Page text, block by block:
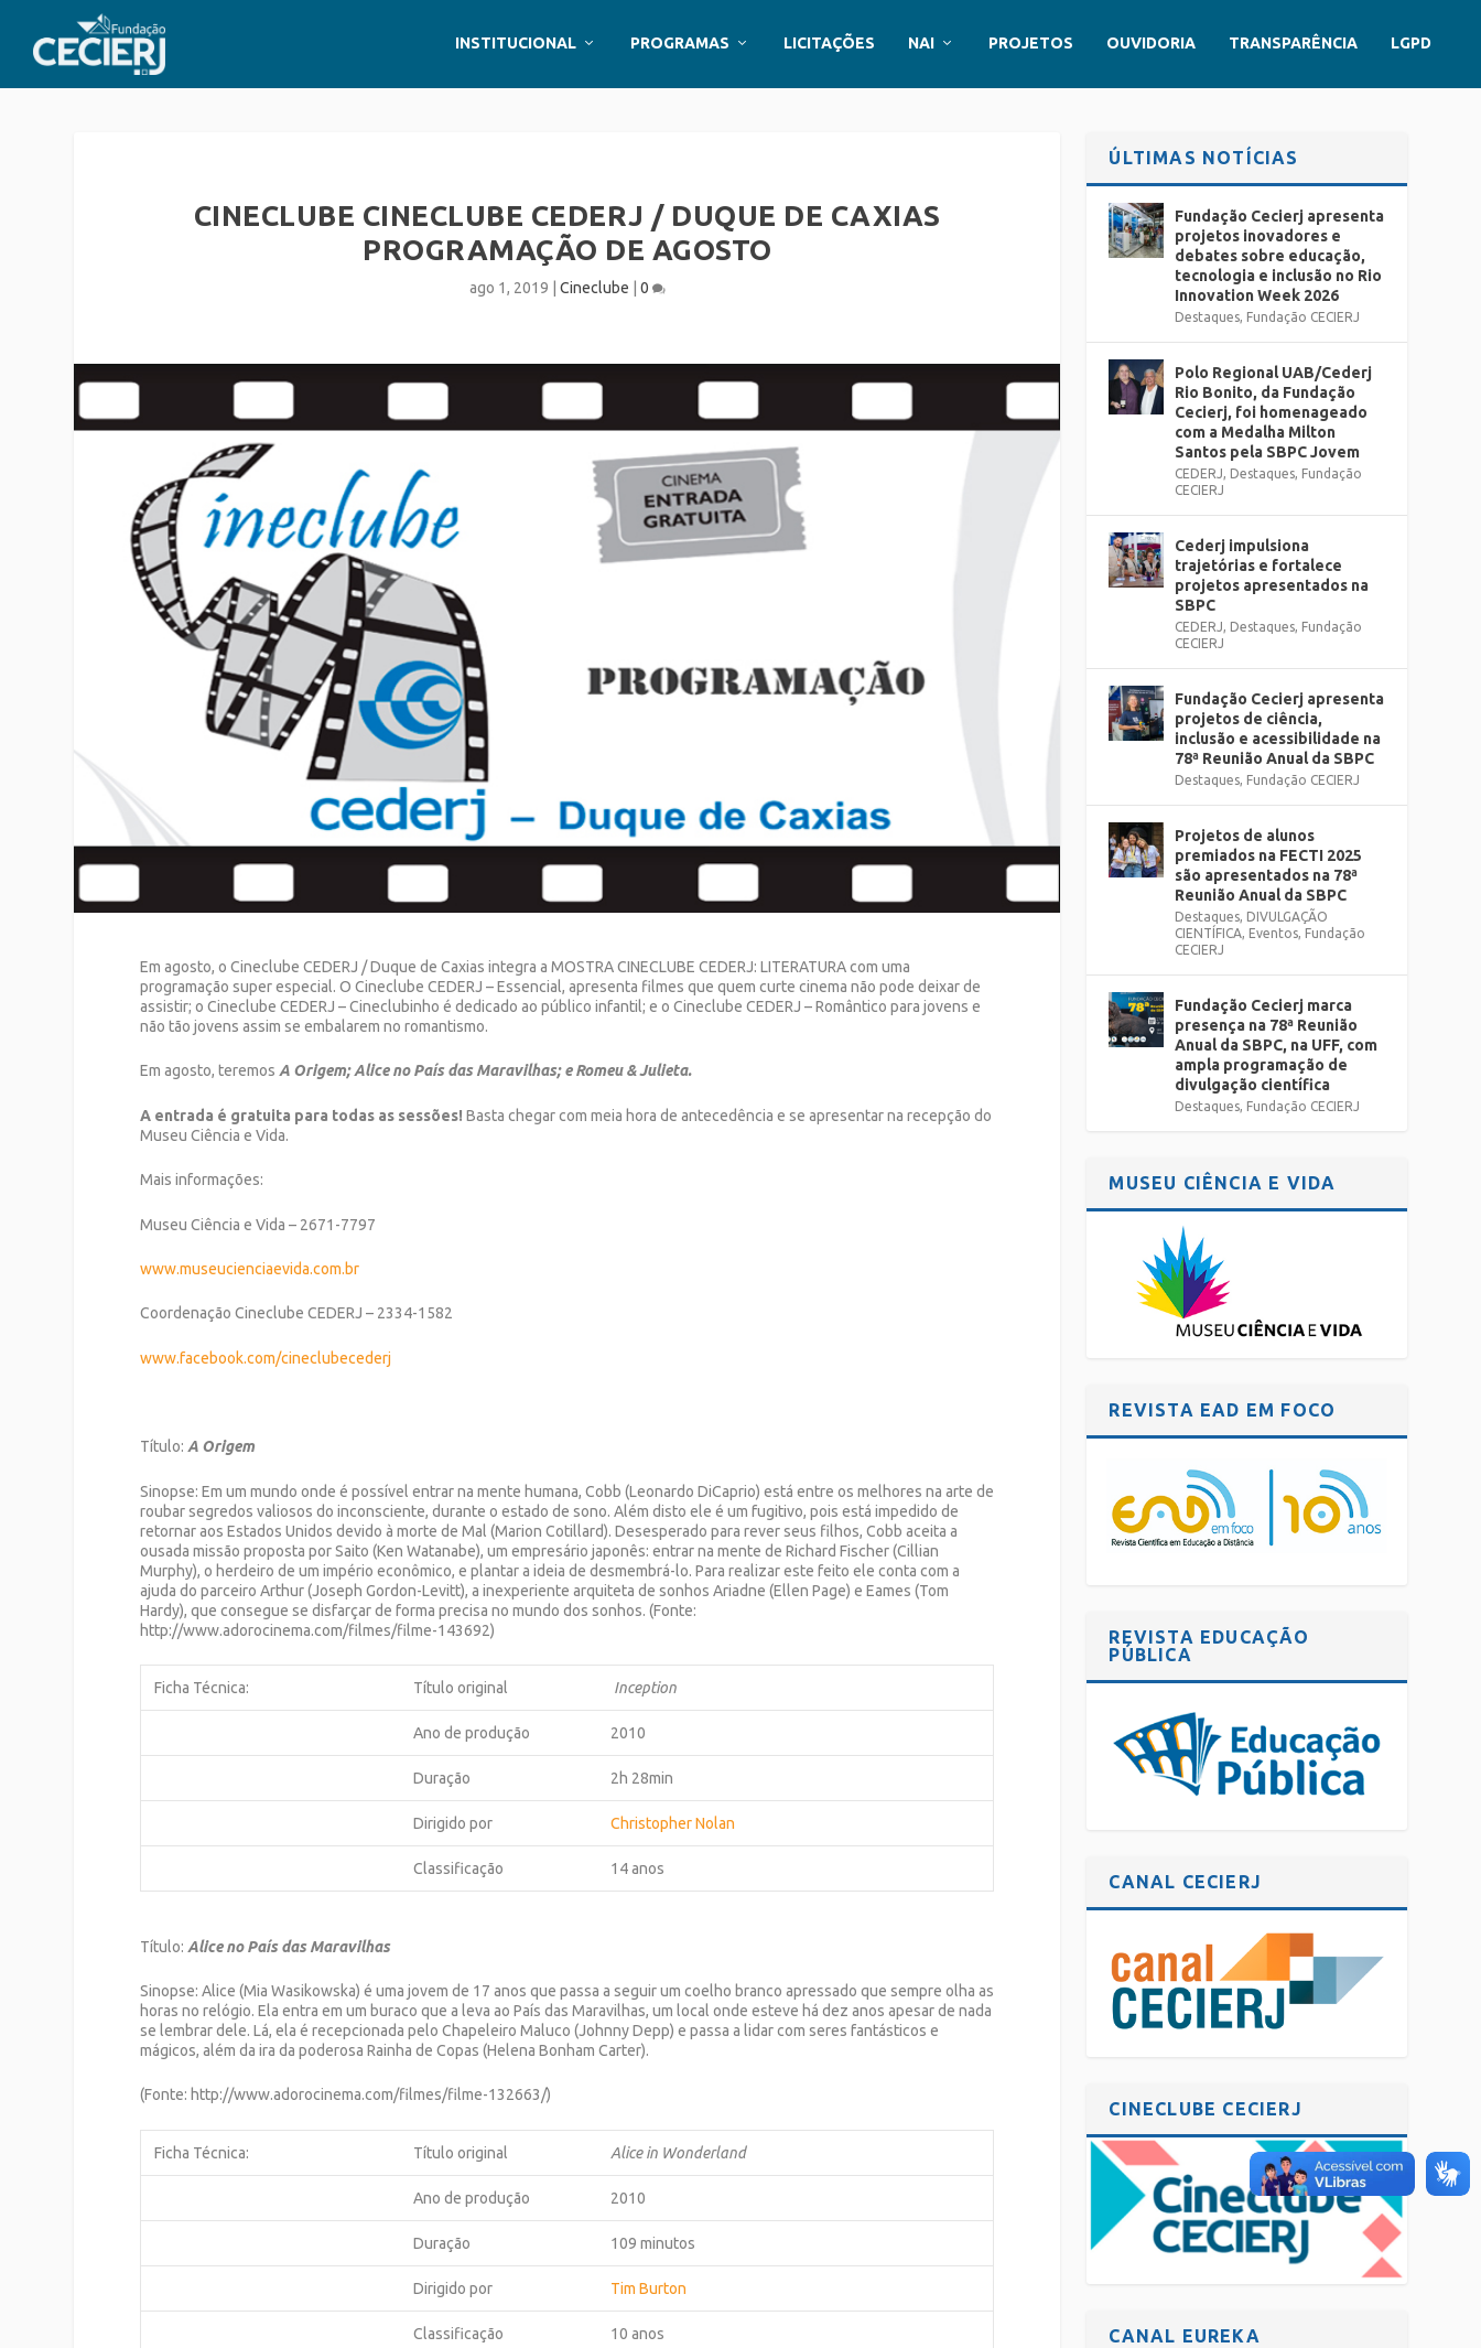
INSTITUCIONAL PROGRAMAS LICITAÇÕES NAI PROJETOS OUVIDORIA TRANSPARÊNCIA LGPD
CINECLUBE CINECLUBE CEDERJ / DUQUE DE CAXIAS
PROGRAMAÇÃO DE AGOSTO
ago 1, 2019 Cineclube 0
Em agosto, o Cineclube CEDERJ / Duque de Caxias integra a MOSTRA CINECLUBE CEDERJ: LITERATURA com uma
programação super especial. O Cineclube CEDERJ – Essencial, apresenta filmes que quem curte cinema não pode deixar de
assistir; o Cineclube CEDERJ – Cineclubinho é dedicado ao público infantil; e o Cineclube CEDERJ – Romântico para jovens e
não tão jovens assim se embalarem no romantismo.
Em agosto, teremosA Origem; Alice no País das Maravilhas; e Romeu & Julieta.
A entrada é gratuita para todas as sessões! Basta chegar com meia hora de antecedência e se apresentar na recepção do
Museu Ciência e Vida.
Mais informações:
Museu Ciência e Vida – 2671-7797
www.museucienciaevida.com.br
Coordenação Cineclube CEDERJ – 2334-1582
www.facebook.com/cineclubecederj
Título:A Origem
Sinopse: Em um mundo onde é possível entrar na mente humana, Cobb (Leonardo DiCaprio) está entre os melhores na arte de
roubar segredos valiosos do inconsciente, durante o estado de sono. Além disto ele é um fugitivo, pois está impedido de
retornar aos Estados Unidos devido à morte de Mal (Marion Cotillard). Desesperado para rever seus filhos, Cobb aceita a
ousada missão proposta por Saito (Ken Watanabe), um empresário japonês: entrar na mente de Richard Fischer (Cillian
Murphy), o herdeiro de um império econômico, e plantar a ideia de desmembrá-lo. Para realizar este feito ele conta com a
ajuda do parceiro Arthur (Joseph Gordon-Levitt), a inexperiente arquiteta de sonhos Ariadne (Ellen Page) e Eames (Tom
Hardy), que consegue se disfarçar de forma precisa no mundo dos sonhos. (Fonte:
http://www.adorocinema.com/filmes/filme-143692)
Ficha Técnica: Título original Inception
Ano de produção 2010
Duração 2h 28min
Dirigido por Christopher Nolan
Classificação 14 anos
Título: Alice no País das Maravilhas
Sinopse: Alice (Mia Wasikowska) é uma jovem de 17 anos que passa a seguir um coelho branco apressado que sempre olha as
horas no relógio. Ela entra em um buraco que a leva ao País das Maravilhas, um local onde esteve há dez anos apesar de nada
se lembrar dele. Lá, ela é recepcionada pelo Chapeleiro Maluco (Johnny Depp) e passa a lidar com seres fantásticos e
mágicos, além da ira da poderosa Rainha de Copas (Helena Bonham Carter).
(Fonte: http://www.adorocinema.com/filmes/filme-132663/)
Ficha Técnica: Título original Alice in Wonderland
Ano de produção 2010
Duração 109 minutos
Dirigido por Tim Burton
Classificação 10 anos
ÚLTIMAS NOTÍCIAS
Fundação Cecierj apresenta
projetos inovadores e
debates sobre educação,
tecnologia e inclusão no Rio
Innovation Week 2026
Destaques, Fundação CECIERJ
Polo Regional UAB/Cederj
Rio Bonito, da Fundação
Cecierj, foi homenageado
com a Medalha Milton
Santos pela SBPC Jovem
CEDERJ, Destaques, Fundação
CECIERJ
Cederj impulsiona
trajetórias e fortalece
projetos apresentados na
SBPC
CEDERJ, Destaques, Fundação
CECIERJ
Fundação Cecierj apresenta
projetos de ciência,
inclusão e acessibilidade na
78ª Reunião Anual da SBPC
Destaques, Fundação CECIERJ
Projetos de alunos
premiados na FECTI 2025
são apresentados na 78ª
Reunião Anual da SBPC
Destaques, DIVULGAÇÃO
CIENTÍFICA, Eventos, Fundação
CECIERJ
Fundação Cecierj marca
presença na 78ª Reunião
Anual da SBPC, na UFF, com
ampla programação de
divulgação científica
Destaques, Fundação CECIERJ
MUSEU CIÊNCIA E VIDA
REVISTA EAD EM FOCO
REVISTA EDUCAÇÃO
PÚBLICA
CANAL CECIERJ
CINECLUBE CECIERJ
CANAL EUREKA